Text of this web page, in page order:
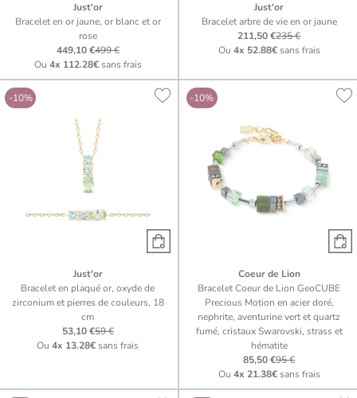
Just'or
Bracelet en or jaune, or blanc et or
rose
449,10 €499 €
Ou 4x 112.28€sans frais
Just'or
Bracelet arbre de vie en or jaune
211,50 €235 €
Ou 4x 52.88€sans frais
-10%
Just'or
Bracelet en plaqué or, oxyde de
zirconium et pierres de couleurs, 18
cm
53,10 €59 €
Ou4x 13.28€sans frais
-10%
Coeur de Lion
Bracelet Coeur de Lion GeoCUBE
Precious Motion en acier doré,
nephrite, aventurine vert et quartz
fumé, cristaux Swarovski, strass et
hématite
85,50 €95 €
Ou 4x 21.38€sans frais